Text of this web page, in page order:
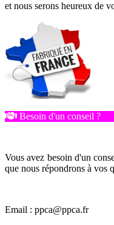
et nous serons heureux de
Besoin d'un conseil ?
Vous avez besoin d'un
que nous répondrons à vos
Email : ppca@ppca.fr